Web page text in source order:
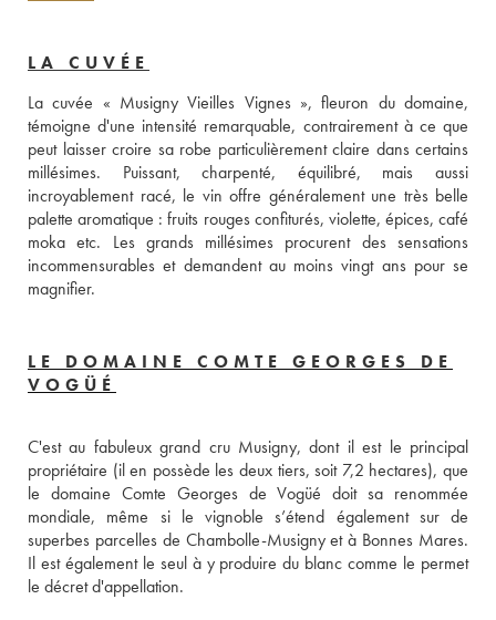
LA CUVÉE
La cuvée « Musigny Vieilles Vignes », fleuron du domaine,
témoigne d'une intensité remarquable, contrairement à ce que
peut laisser croire sa robe particulièrement claire dans certains
millésimes. Puissant, charpenté, équilibré, mais aussi
incroyablement racé, le vin offre généralement une très belle
palette aromatique : fruits rouges confiturés, violette, épices, café
moka etc. Les grands millésimes procurent des sensations
incommensurables et demandent au moins vingt ans pour se
magnifier.
LE DOMAINE COMTE GEORGES DE
VOGÜÉ
C'est au fabuleux grand cru Musigny, dont il est le principal
propriétaire (il en possède les deux tiers, soit 7,2 hectares), que
le domaine Comte Georges de Vogüé doit sa renommée
mondiale, même si le vignoble s’étend également sur de
superbes parcelles de Chambolle-Musigny et à Bonnes Mares.
Il est également le seul à y produire du blanc comme le permet